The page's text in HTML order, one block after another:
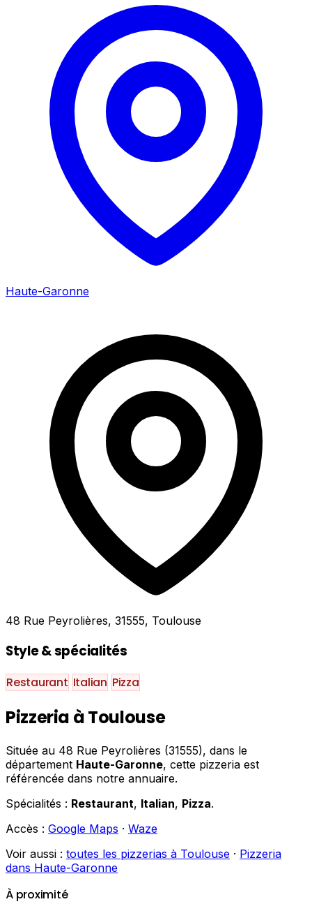
Haute-Garonne
48 Rue Peyrolières, 31555, Toulouse
Style & spécialités
Restaurant Italian Pizza
Pizzeria à Toulouse
Située au 48 Rue Peyrolières (31555), dans le
département Haute-Garonne, cette pizzeria est
référencée dans notre annuaire.
Spécialités : Restaurant, Italian, Pizza.
Accès : Google Maps · Waze
Voir aussi : toutes les pizzerias à Toulouse · Pizzeria
dans Haute-Garonne
À proximité